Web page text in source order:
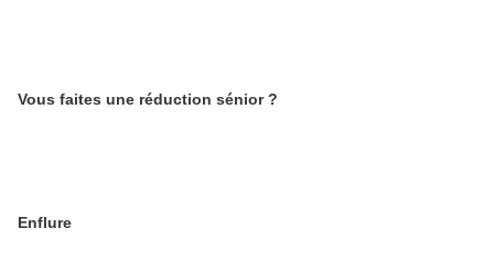
Vous faites une réduction sénior ?
Enflure